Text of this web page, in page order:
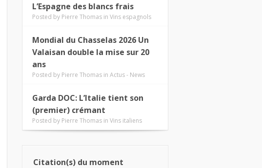
L’Espagne des blancs frais
Posted by Pierre Thomas in Vins espagnols
Mondial du Chasselas 2026 Un
Valaisan double la mise sur 20
ans
Posted by Pierre Thomas in Actus - News
Garda DOC: L’Italie tient son
(premier) crémant
Posted by Pierre Thomas in Vins italiens
Citation(s) du moment